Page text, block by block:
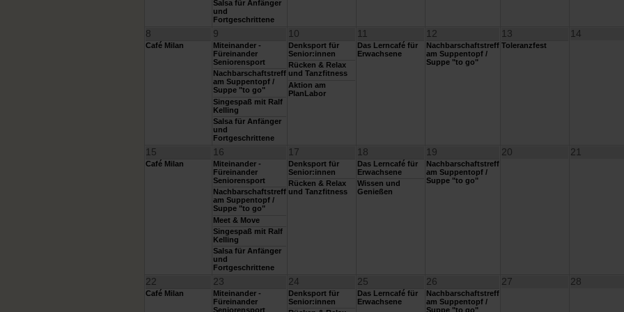
Salsa für Anfänger
und
Fortgeschrittene
8
Café Milan
9
Miteinander -
Füreinander
Seniorensport
Nachbarschaftstreff
am Suppentopf /
Suppe "to go"
Singespaß mit Ralf
Kelling
Salsa für Anfänger
und
Fortgeschrittene
10
Denksport für
Senior:innen
Rücken & Relax
und Tanzfitness
Aktion am
PlanLabor
11
Das Lerncafé für
Erwachsene
12
Nachbarschaftstreff
am Suppentopf /
Suppe "to go"
13
Toleranzfest
14
15
Café Milan
16
Miteinander -
Füreinander
Seniorensport
Nachbarschaftstreff
am Suppentopf /
Suppe "to go"
Meet & Move
Singespaß mit Ralf
Kelling
Salsa für Anfänger
und
Fortgeschrittene
17
Denksport für
Senior:innen
Rücken & Relax
und Tanzfitness
18
Das Lerncafé für
Erwachsene
Wissen und
Genießen
19
Nachbarschaftstreff
am Suppentopf /
Suppe "to go"
20 21
22
Café Milan
23
Miteinander -
Füreinander
Seniorensport
24
Denksport für
Senior:innen
25
Das Lerncafé für
Erwachsene
26
Nachbarschaftstreff
am Suppentopf /
Suppe "to go"
27 28